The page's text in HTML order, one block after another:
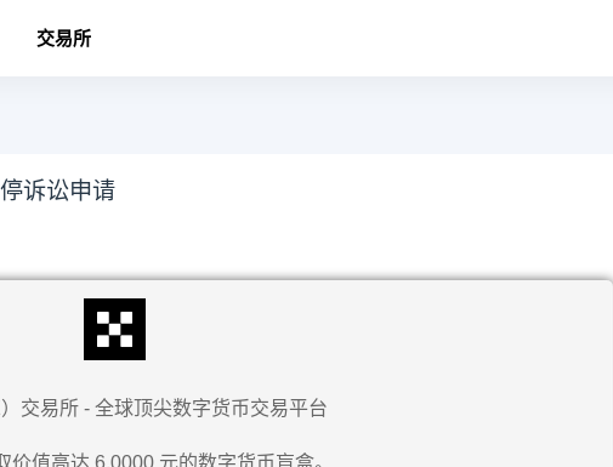
交易所
诉讼申请
交易所 - 全球顶尖数字货币交易平台
价值高达 6,0000 元的数字货币盲盒。